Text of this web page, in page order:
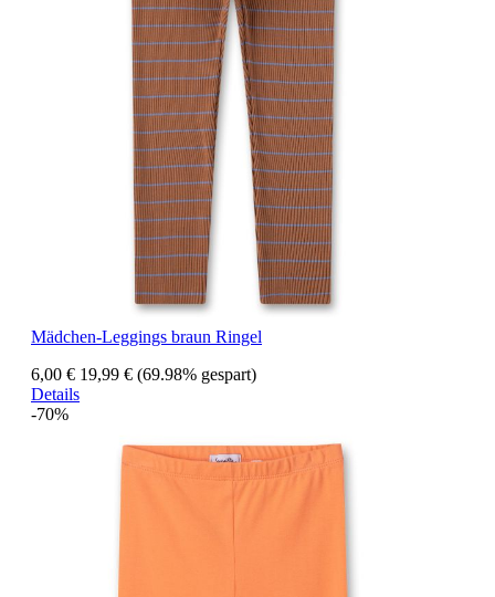
Mädchen-Leggings braun Ringel
6,00 € 19,99 € (69.98% gespart)
Details
-70%